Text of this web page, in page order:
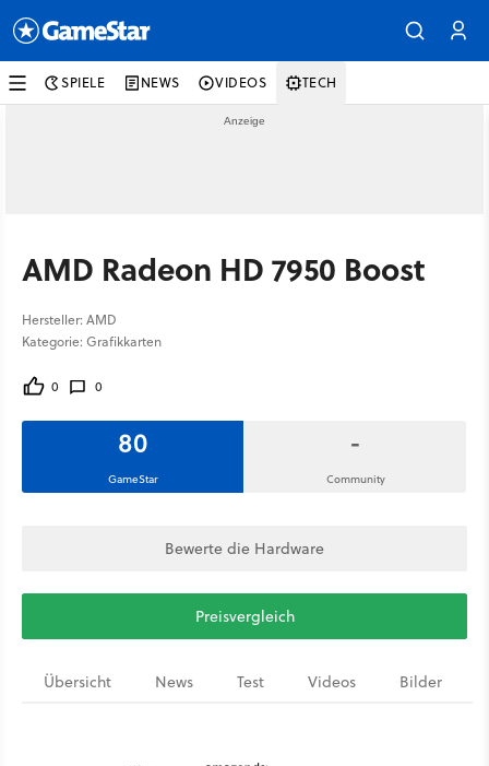
SPIELE NEWS VIDEOS TECH
AMD Radeon HD 7950 Boost
Hersteller: AMD
Kategorie: Grafikkarten
0 0
80
GameStar
-
Community
Bewerte die Hardware
Preisvergleich
Übersicht News Test Videos Bilder